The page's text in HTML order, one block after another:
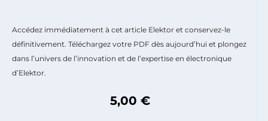
Accédez immédiatement à cet article Elektor et conservez-le
définitivement. Téléchargez votre PDF dès aujourd’hui et plongez
dans l’univers de l’innovation et de l’expertise en électronique
d’Elektor.
5,00 €